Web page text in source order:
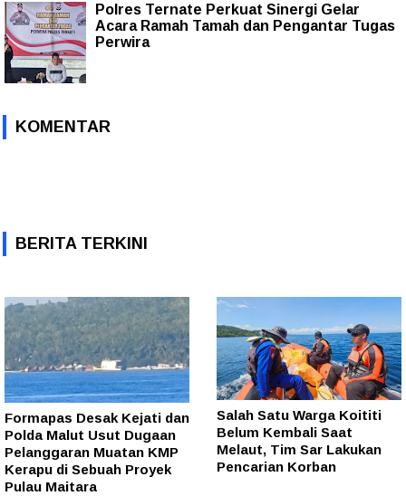
Polres Ternate Perkuat Sinergi Gelar
Acara Ramah Tamah dan Pengantar Tugas
Perwira
KOMENTAR
BERITA TERKINI
Formapas Desak Kejati dan
Polda Malut Usut Dugaan
Pelanggaran Muatan KMP
Kerapu di Sebuah Proyek
Pulau Maitara
Salah Satu Warga Koititi
Belum Kembali Saat
Melaut, Tim Sar Lakukan
Pencarian Korban